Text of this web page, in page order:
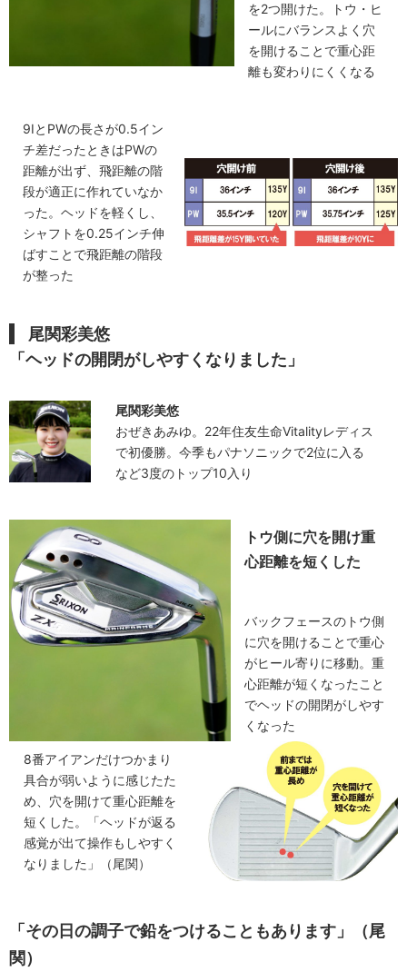
を2つ開けた。トウ・ヒ
ールにバランスよく穴
を開けることで重心距
離も変わりにくくなる
9IとPWの長さが0.5イン
チ差だったときはPWの
距離が出ず、飛距離の階
段が適正に作れていなか
った。ヘッドを軽くし、
シャフトを0.25インチ伸
ばすことで飛距離の階段
が整った
尾関彩美悠
「ヘッドの開閉がしやすくなりました」
尾関彩美悠
おぜきあみゆ。22年住友生命Vitalityレディス
で初優勝。今季もパナソニックで2位に入る
など3度のトップ10入り
トウ側に穴を開け重
心距離を短くした
バックフェースのトウ側
に穴を開けることで重心
がヒール寄りに移動。重
心距離が短くなったこと
でヘッドの開閉がしやす
くなった
8番アイアンだけつかまり
具合が弱いように感じたた
め、穴を開けて重心距離を
短くした。「ヘッドが返る
感覚が出て操作もしやすく
なりました」（尾関）
「その日の調子で鉛をつけることもあります」（尾
関）